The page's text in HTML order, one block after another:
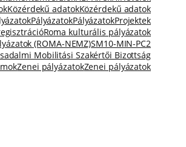
Közérdekű adatokKözérdekű adatok
PályázatokPályázatokProjektek
Roma kulturális pályázatok
(ROMA-NEMZ)SM10-MIN-PC2
Mobilitási Szakértői Bizottság
Zenei pályázatokZenei pályázatok